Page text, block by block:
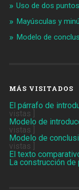
Uso de dos
Mayúsculas y
Modelo de
MÁS VISITADOS
El párrafo de
vistas ]
Modelo de
vistas ]
Modelo de
vistas ]
El texto
La construcción